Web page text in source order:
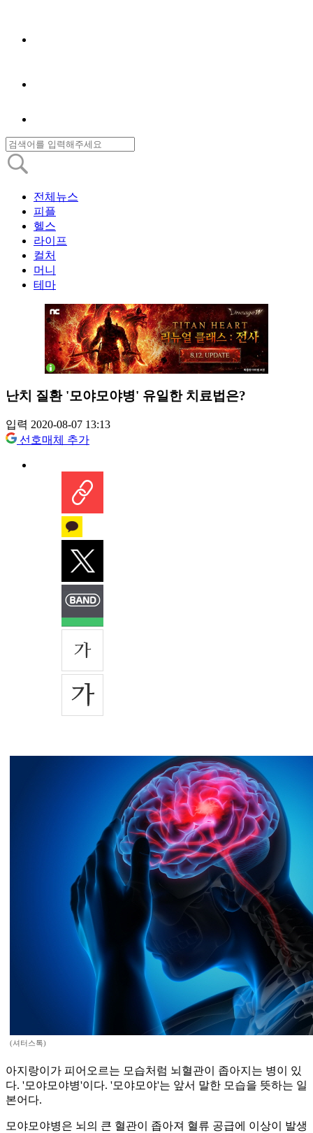
전체뉴스
피플
헬스
라이프
컬처
머니
테마
난치 질환 '모야모야병' 유일한 치료법은?
입력 2020-08-07 13:13
선호매체 추가
(셔터스톡)
아지랑이가 피어오르는 모습처럼 뇌혈관이 좁아지는 병이 있
다. '모야모야병'이다. '모야모야'는 앞서 말한 모습을 뜻하는 일
본어다.
모야모야병은 뇌의 큰 혈관이 좁아져 혈류 공급에 이상이 발생